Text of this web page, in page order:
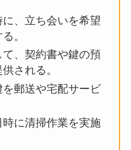
、立ち会いを希望
。
、契約書や鍵の預
される。
郵送や宅配サービ
に清掃作業を実施